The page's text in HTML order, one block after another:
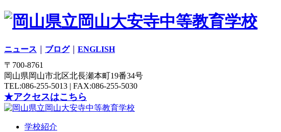
ニュース ブログ｜ ENGLISH
〒700-8761
岡山県岡山市北区北長瀬本町19番34号
TEL:086-255-5013 | FAX:086-255-5030
★アクセスはこちら
学校紹介